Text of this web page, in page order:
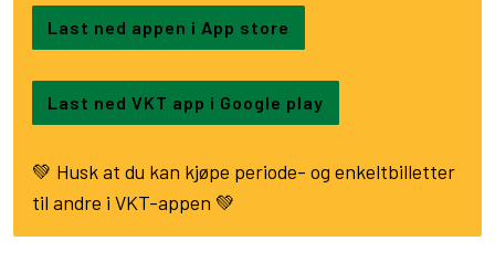
Last ned appen i App store
Last ned VKT app i Google play
💚 Husk at du kan kjøpe periode- og enkeltbilletter
til andre i VKT-appen 💚